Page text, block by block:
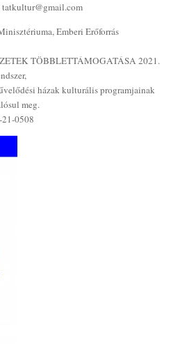
tatkultur@gmail.com
Emberi Erőforrás
TÖBBLETTÁMOGATÁSA 2021.
házak kulturális programjainak
meg.
0508